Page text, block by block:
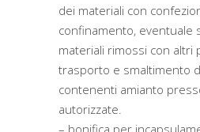
dei materiali con
confinamento, eventuale
materiali rimossi con altri
trasporto e smaltimento
contenenti amianto
autorizzate.
– bonifica per